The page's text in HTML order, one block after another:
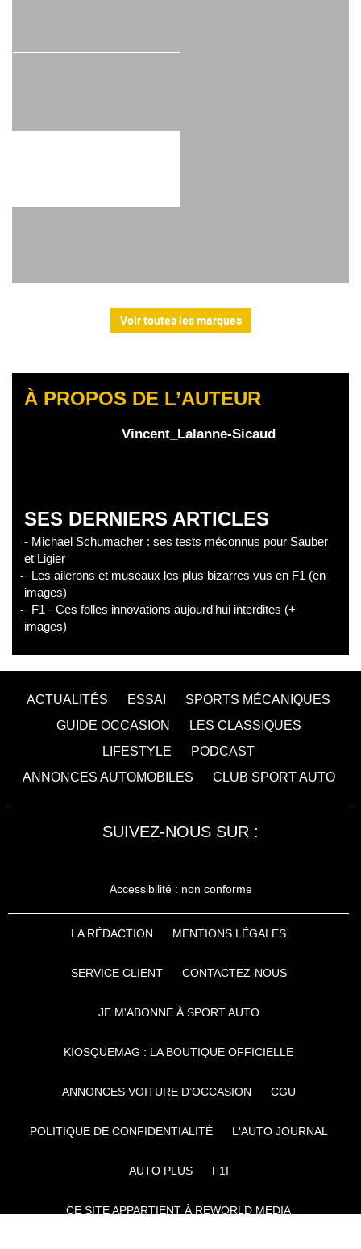
Voir toutes les marques
À PROPOS DE L’AUTEUR
Vincent_Lalanne-Sicaud
SES DERNIERS ARTICLES
- Michael Schumacher : ses tests méconnus pour Sauber
et Ligier
- Les ailerons et museaux les plus bizarres vus en F1 (en
images)
- F1 - Ces folles innovations aujourd'hui interdites (+
images)
ACTUALITÉS ESSAI
SPORTS MÉCANIQUES
GUIDE OCCASION
LES CLASSIQUES
LIFESTYLE
PODCAST
ANNONCES AUTOMOBILES
CLUB SPORT AUTO
SUIVEZ-NOUS SUR :
Accessibilité : non conforme
LA RÉDACTION MENTIONS LÉGALES
SERVICE CLIENT CONTACTEZ-NOUS
JE M'ABONNE À SPORT AUTO
KIOSQUEMAG : LA BOUTIQUE OFFICIELLE
ANNONCES VOITURE D’OCCASION CGU
POLITIQUE DE CONFIDENTIALITÉ L'AUTO JOURNAL
AUTO PLUS F1I
CE SITE APPARTIENT À REWORLD MEDIA